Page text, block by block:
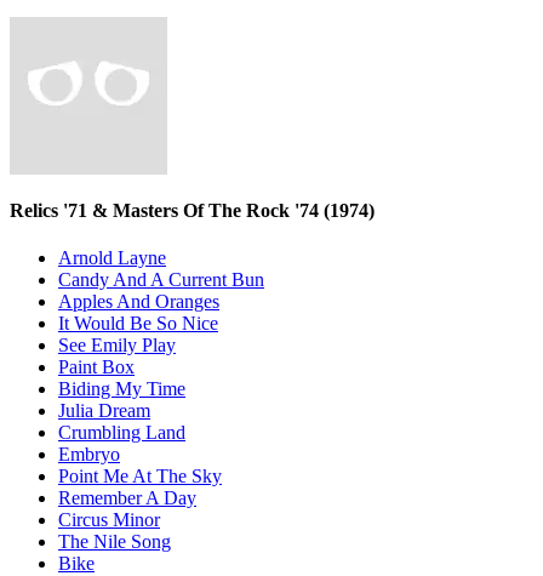
Relics '71 & Masters Of The Rock '74 (1974)
Arnold Layne
Candy And A Current Bun
Apples And Oranges
It Would Be So Nice
See Emily Play
Paint Box
Biding My Time
Julia Dream
Crumbling Land
Embryo
Point Me At The Sky
Remember A Day
Circus Minor
The Nile Song
Bike